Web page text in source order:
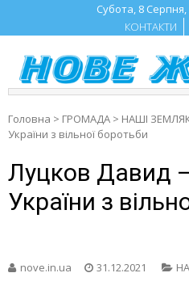
content
Субота, 8 Серпня,
КОНТАКТИ
Головна > ГРОМАДА > НАШІ
України з вільної боротьби
Луцков Давид
України з
nove.in.ua 31.12.2021